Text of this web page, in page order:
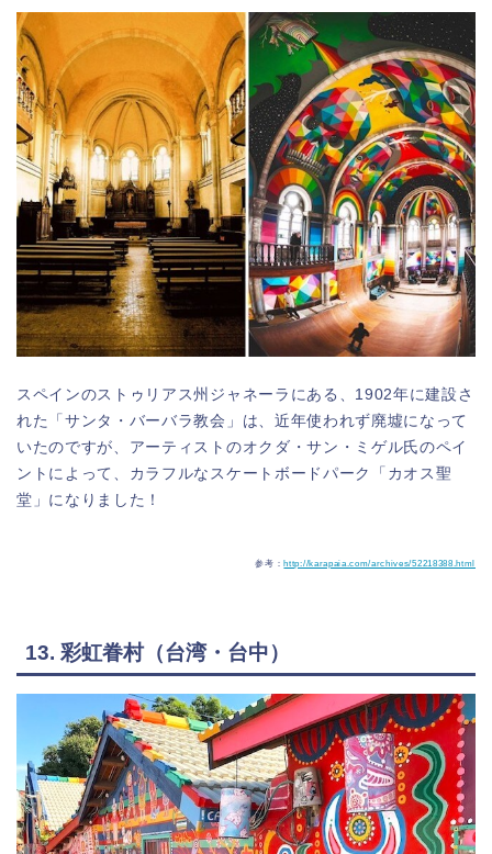
スペインのストゥリアス州ジャネーラにある、1902年に建設さ
れた「サンタ・バーバラ教会」は、近年使われず廃墟になって
いたのですが、アーティストのオクダ・サン・ミゲル氏のペイ
ントによって、カラフルなスケートボードパーク「カオス聖
堂」になりました！
参考： http://karapaia.com/archives/52218388.html
13. 彩虹眷村（台湾・台中）